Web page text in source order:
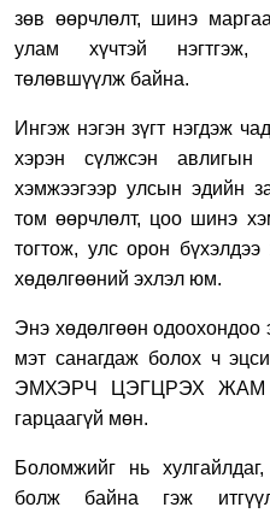
зөв өөрчлөлт, шинэ
улам хүчтэй нэгтгэж,
төлөвшүүлж байна.
Ингэж нэгэн зүгт нэгдэж
хэрэн сүлжсэнавлигын
хэмжээгээр улсын эдийн
том өөрчлөлт, цоо шинэ
тогтож, улс орон
хөдөлгөөний эхлэл юм.
Энэ хөдөлгөөнодоохондоо
мэт санагдаж болох ч
ЭМХЭРЧ ЦЭГЦРЭХ
гарцаагүй мөн.
Боломжийг нь хулгайлдаг,
болж байна гэж итг